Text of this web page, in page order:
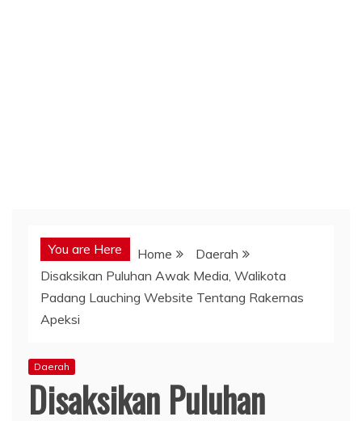
You are Here Home
Daerah
Disaksikan Puluhan Awak Media, Walikota
Padang Lauching Website Tentang Rakernas
Apeksi
Daerah
Disaksikan Puluhan